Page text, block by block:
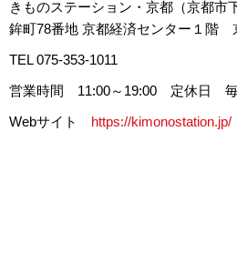
きものステーション・京都（京都市
鉾町78番地 京都経済センター１階
TEL 075-353-1011
営業時間 11:00～19:00 定休日 毎
Webサイト https://kimonostation.jp/